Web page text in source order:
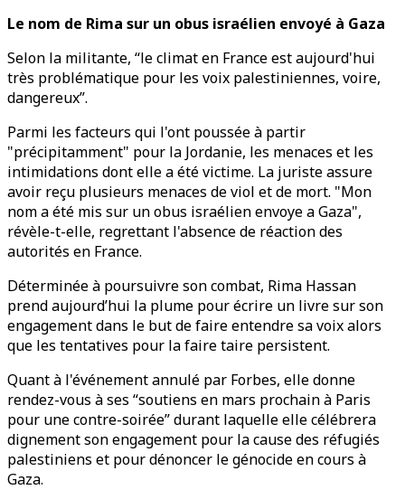
Le nom de Rima sur un obus israélien envoyé à Gaza
Selon la militante, “le climat en France est aujourd'hui
très problématique pour les voix palestiniennes, voire,
dangereux”.
Parmi les facteurs qui l'ont poussée à partir
"précipitamment" pour la Jordanie, les menaces et les
intimidations dont elle a été victime. La juriste assure
avoir reçu plusieurs menaces de viol et de mort. "Mon
nom a été mis sur un obus israélien envoye a Gaza",
révèle-t-elle, regrettant l'absence de réaction des
autorités en France.
Déterminée à poursuivre son combat, Rima Hassan
prend aujourd’hui la plume pour écrire un livre sur son
engagement dans le but de faire entendre sa voix alors
que les tentatives pour la faire taire persistent.
Quant à l'événement annulé par Forbes, elle donne
rendez-vous à ses “soutiens en mars prochain à Paris
pour une contre-soirée” durant laquelle elle célébrera
dignement son engagement pour la cause des réfugiés
palestiniens et pour dénoncer le génocide en cours à
Gaza.